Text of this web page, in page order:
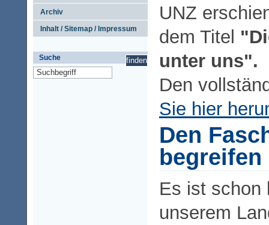
Archiv
Inhalt / Sitemap / Impressum
Suche
UNZ
dem Titel
unter uns".
Den
Sie hier
Den
begreifen
Es ist schon
unserem